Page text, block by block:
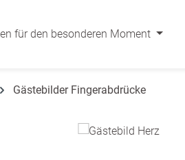
für den besonderen Moment
Gästebilder Fingerabdrücke